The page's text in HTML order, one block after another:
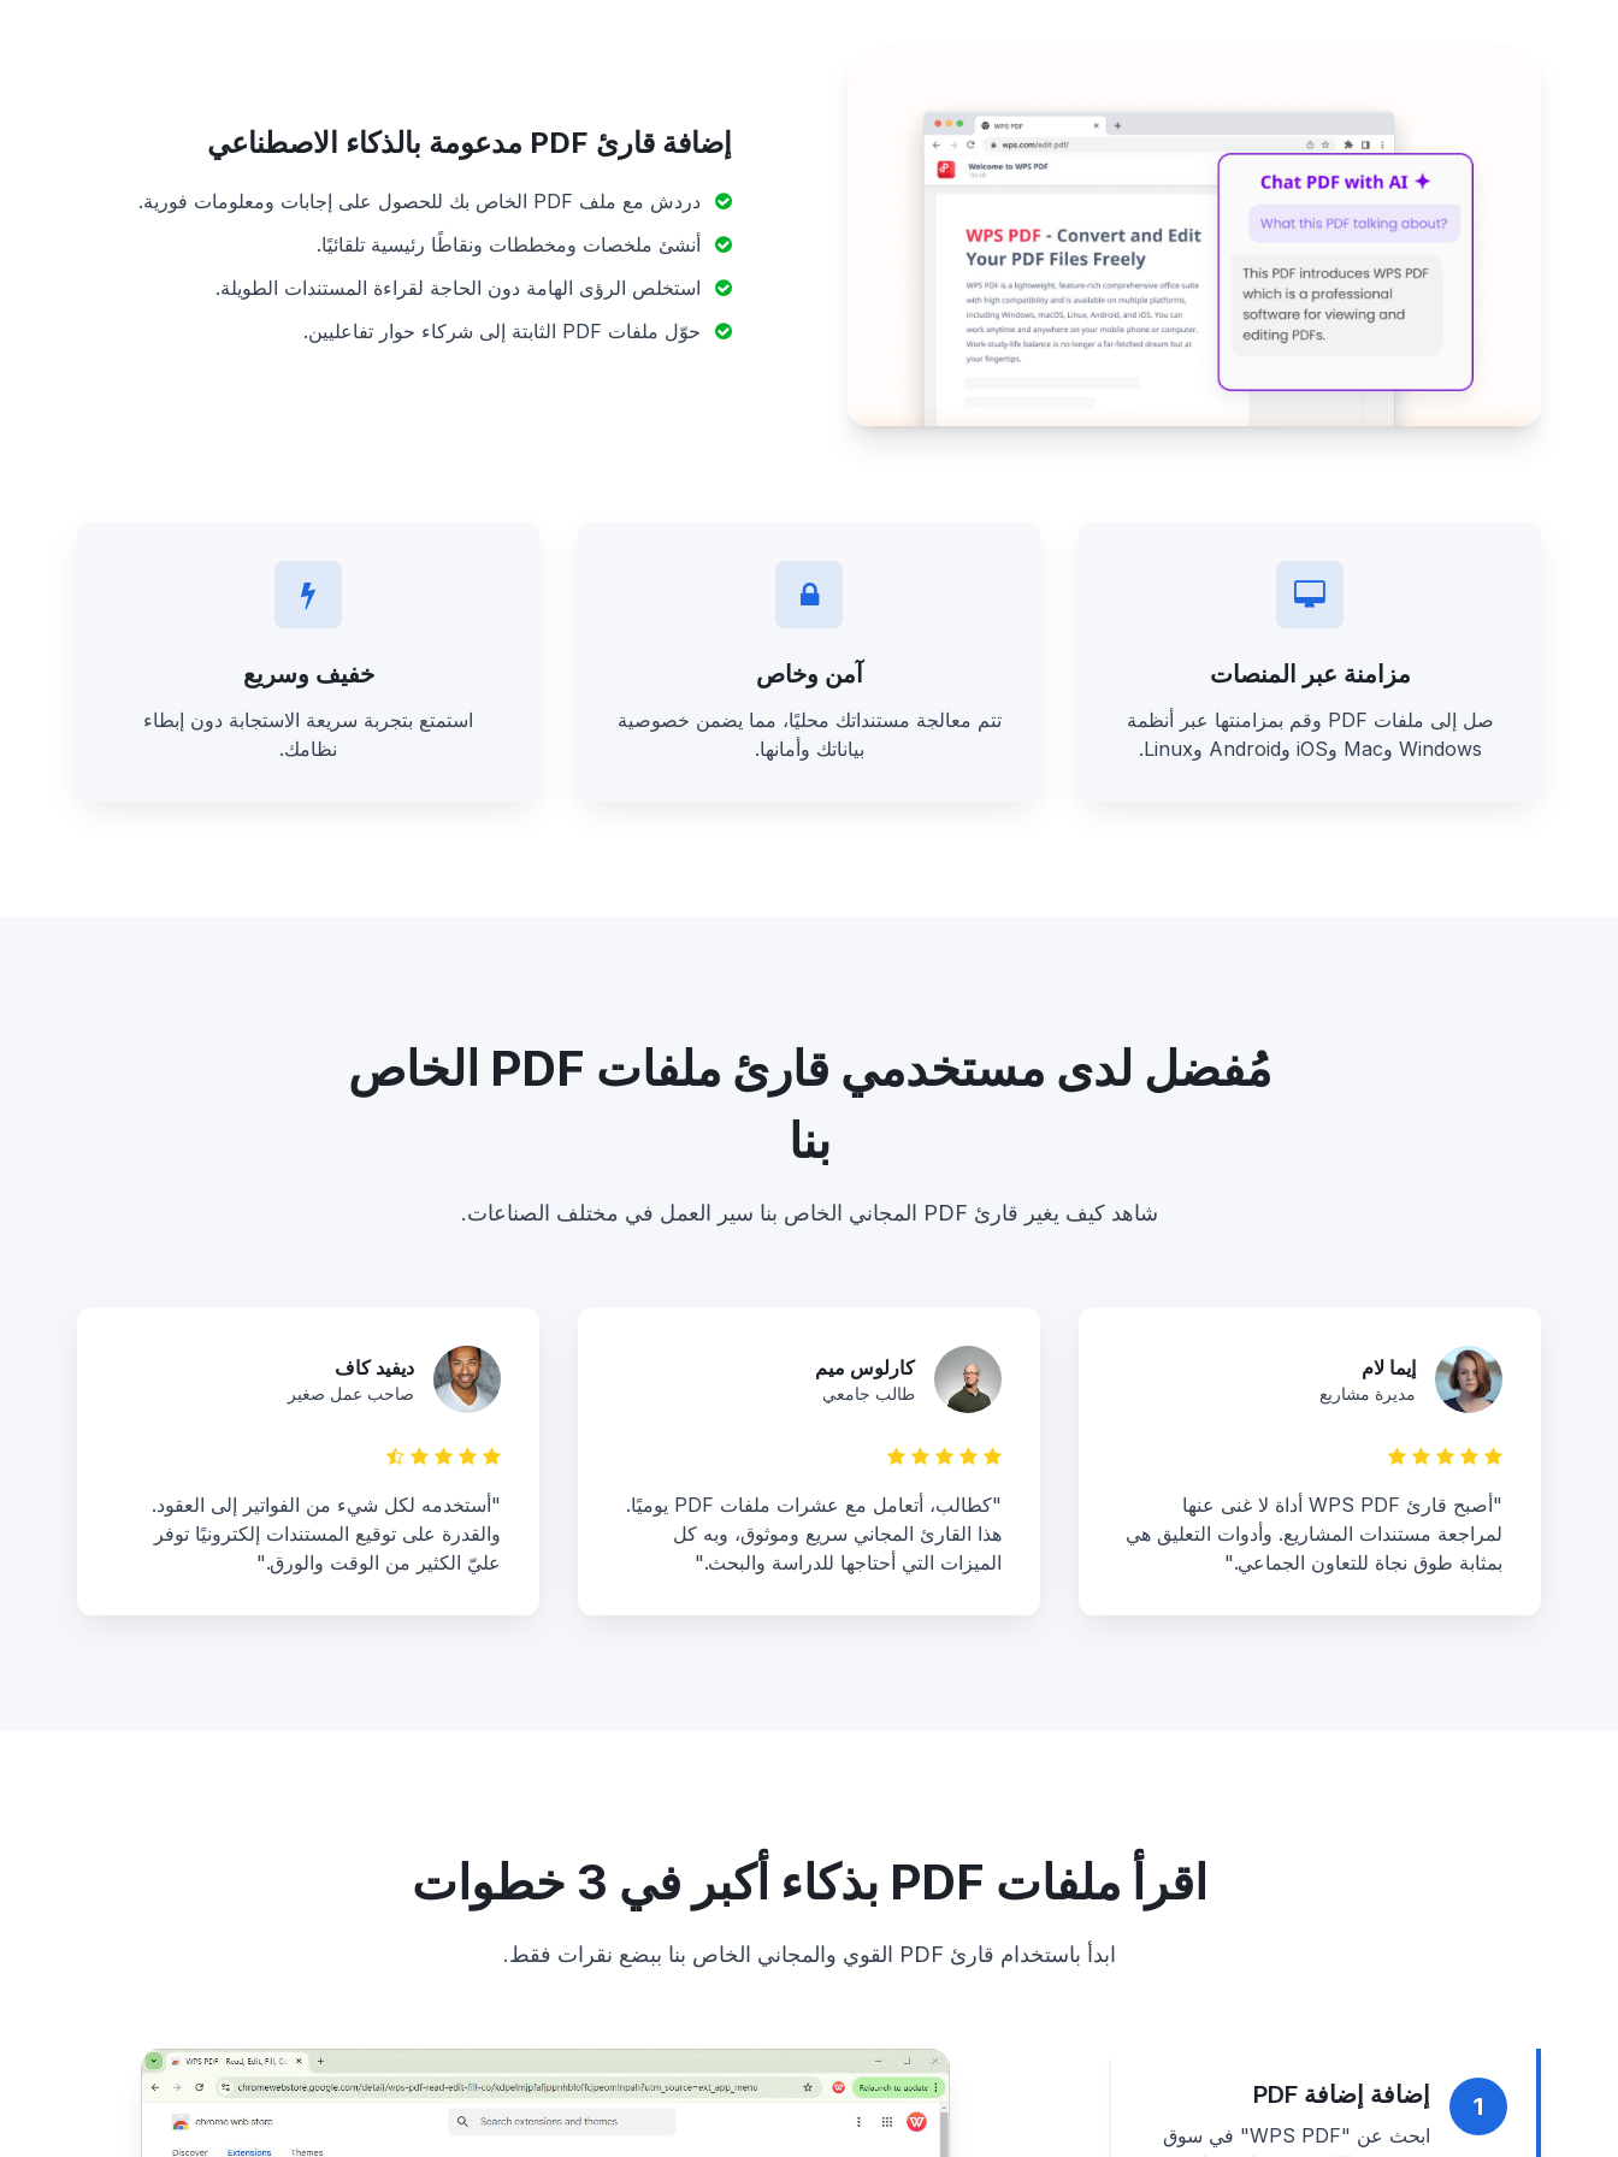
إضافة قارئ PDF مدعومة بالذكاء الاصطناعي
دردش مع ملف PDF الخاص بك للحصول على إجابات ومعلومات فورية.
أنشئ ملخصات ومخططات ونقاطًا رئيسية تلقائيًا.
استخلص الرؤى الهامة دون الحاجة لقراءة المستندات الطويلة.
حوّل ملفات PDF الثابتة إلى شركاء حوار تفاعليين.
مزامنة عبر المنصات
صل إلى ملفات PDF وقم بمزامنتها عبر أنظمة
Windows وMac وiOS وAndroid وLinux.
آمن وخاص
تتم معالجة مستنداتك محليًا، مما يضمن خصوصية
بياناتك وأمانها.
خفيف وسريع
استمتع بتجربة سريعة الاستجابة دون إبطاء
نظامك.
مُفضل لدى مستخدمي قارئ ملفات PDF الخاص
بنا
شاهد كيف يغير قارئ PDF المجاني الخاص بنا سير العمل في مختلف الصناعات.
إيما لام
مديرة مشاريع
"أصبح قارئ WPS PDF أداة لا غنى عنها
لمراجعة مستندات المشاريع. وأدوات التعليق هي
بمثابة طوق نجاة للتعاون الجماعي."
كارلوس ميم
طالب جامعي
"كطالب، أتعامل مع عشرات ملفات PDF يوميًا.
هذا القارئ المجاني سريع وموثوق، وبه كل
الميزات التي أحتاجها للدراسة والبحث."
ديفيد كاف
صاحب عمل صغير
"أستخدمه لكل شيء من الفواتير إلى العقود.
والقدرة على توقيع المستندات إلكترونيًا توفر
عليّ الكثير من الوقت والورق."
اقرأ ملفات PDF بذكاء أكبر في 3 خطوات
ابدأ باستخدام قارئ PDF القوي والمجاني الخاص بنا ببضع نقرات فقط.
1 إضافة إضافة PDF
ابحث عن "WPS PDF" في سوق